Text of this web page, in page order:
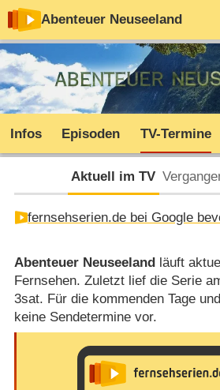
Abenteuer Neuseeland
Infos Episoden TV-Termine
Aktuell im TV
fernsehserien.de bei Google
Abenteuer Neuseelandläuft
Fernsehen. Zuletzt lief die Serie
3sat. Für die kommenden Tage
keine Sendetermine vor.